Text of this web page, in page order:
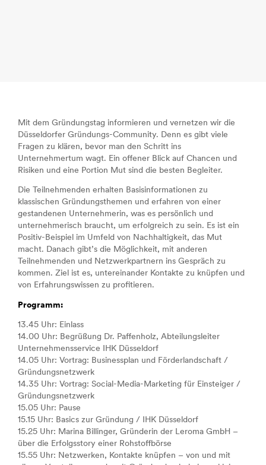
Mit dem Gründungstag informieren und vernetzen wir die
Düsseldorfer Gründungs-Community. Denn es gibt viele
Fragen zu klären, bevor man den Schritt ins
Unternehmertum wagt. Ein offener Blick auf Chancen und
Risiken und eine Portion Mut sind die besten Begleiter.
Die Teilnehmenden erhalten Basisinformationen zu
klassischen Gründungsthemen und erfahren von einer
gestandenen Unternehmerin, was es persönlich und
unternehmerisch braucht, um erfolgreich zu sein. Es ist ein
Positiv-Beispiel im Umfeld von Nachhaltigkeit, das Mut
macht. Danach gibt’s die Möglichkeit, mit anderen
Teilnehmenden und Netzwerkpartnern ins Gespräch zu
kommen. Ziel ist es, untereinander Kontakte zu knüpfen und
von Erfahrungswissen zu profitieren.
Programm:
13.45 Uhr: Einlass
14.00 Uhr: Begrüßung Dr. Paffenholz, Abteilungsleiter
Unternehmensservice IHK Düsseldorf
14.05 Uhr: Vortrag: Businessplan und Förderlandschaft /
Gründungsnetzwerk
14.35 Uhr: Vortrag: Social-Media-Marketing für Einsteiger /
Gründungsnetzwerk
15.05 Uhr: Pause
15.15 Uhr: Basics zur Gründung / IHK Düsseldorf
15.25 Uhr: Marina Billinger, Gründerin der Leroma GmbH –
über die Erfolgsstory einer Rohstoffbörse
15.55 Uhr: Netzwerken, Kontakte knüpfen – von und mit